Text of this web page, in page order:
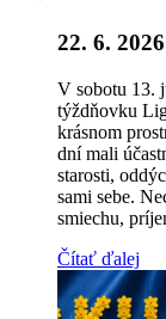
22. 6. 2026
V sobotu 13.
týždňovku
krásnom
dní mali
starosti,
sami sebe.
smiechu,
Čítať ďalej